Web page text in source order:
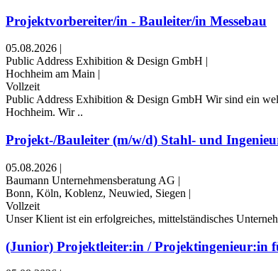
Projektvorbereiter/in - Bauleiter/in Messebau
05.08.2026 |
Public Address Exhibition & Design GmbH |
Hochheim am Main |
Vollzeit
Public Address Exhibition & Design GmbH Wir sind ein
Hochheim. Wir ..
Projekt-/Bauleiter (m/w/d) Stahl- und
05.08.2026 |
Baumann Unternehmensberatung AG |
Bonn, Köln, Koblenz, Neuwied, Siegen |
Vollzeit
Unser Klient ist ein erfolgreiches, mittelständisches
(Junior) Projektleiter:in / Projektingenieur:in